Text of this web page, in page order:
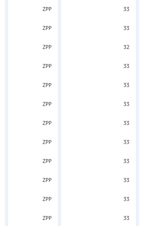
ZPP 33
ZPP 33
ZPP 32
ZPP 33
ZPP 33
ZPP 33
ZPP 33
ZPP 33
ZPP 33
ZPP 33
ZPP 33
ZPP 33